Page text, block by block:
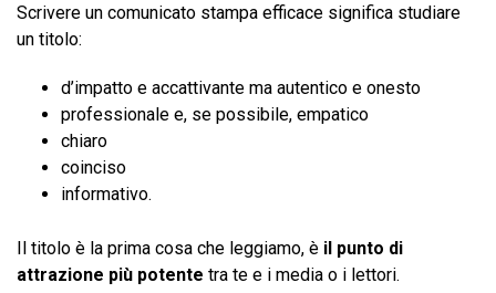
Scrivere un comunicato stampa efficace significa studiare
un titolo:
d’impatto e accattivante ma autentico e onesto
professionale e, se possibile, empatico
chiaro
coinciso
informativo.
Il titolo è la prima cosa che leggiamo, è il punto di
attrazione più potente tra te e i media o i lettori.